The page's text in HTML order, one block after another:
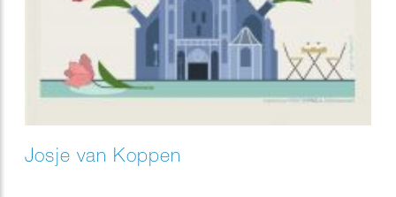
Josje van Koppen